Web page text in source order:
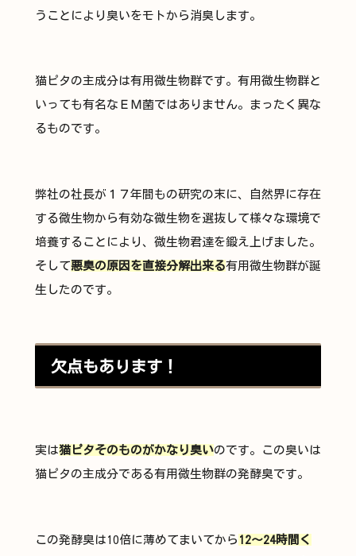
うことにより臭いをモトから消臭します。
猫ピタの主成分は有用微生物群です。有用微生物群と
いっても有名なＥＭ菌ではありません。まったく異な
るものです。
弊社の社長が１７年間もの研究の末に、自然界に存在
する微生物から有効な微生物を選抜して様々な環境で
培養することにより、微生物君達を鍛え上げました。
そして悪臭の原因を直接分解出来る有用微生物群が誕
生したのです。
欠点もあります！
実は猫ピタそのものがかなり臭いのです。この臭いは
猫ピタの主成分である有用微生物群の発酵臭です。
この発酵臭は10倍に薄めてまいてから 12～24時間く